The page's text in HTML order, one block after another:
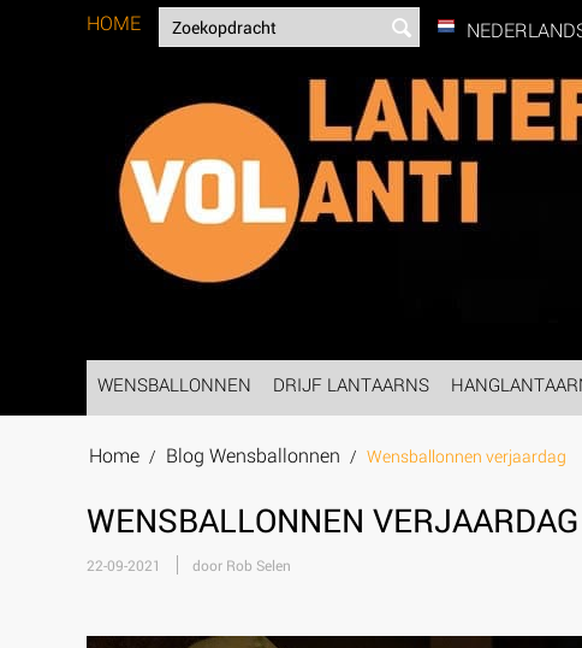
HOME
WENSBALLONNEN DRIJF LANTAARNS
Home / Blog Wensballonnen / Wensballonnen verjaardag
WENSBALLONNEN VERJAARDAG
22-09-2021 door Rob Selen